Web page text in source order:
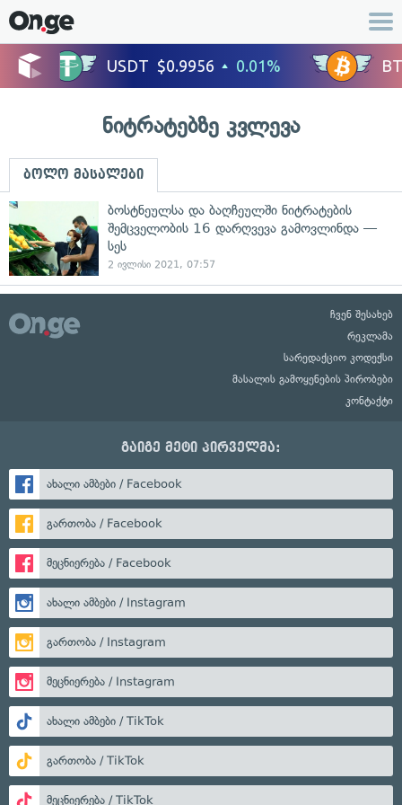
ნიტრატებზე კვლევა
ბოლო მასალები
ბოსტნეულსა და ბაღჩეულში ნიტრატების
შემცველობის 16 დარღვევა გამოვლინდა —
სეს
2 ივლისი 2021, 07:57
ჩვენ შესახებ
რეკლამა
სარედაქციო კოდექსი
მასალის გამოყენების პირობები
კონტაქტი
გაიგე მეტი პირველმა:
ახალი ამბები / Facebook
გართობა / Facebook
მეცნიერება / Facebook
ახალი ამბები / Instagram
გართობა / Instagram
მეცნიერება / Instagram
ახალი ამბები / TikTok
გართობა / TikTok
მეცნიერება / TikTok